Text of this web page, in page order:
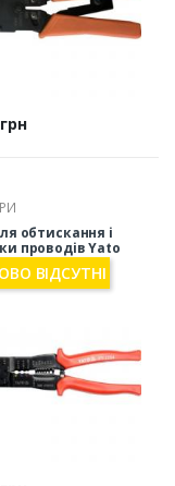
обтискання і
проводів Yato
ВІДСУТНІ